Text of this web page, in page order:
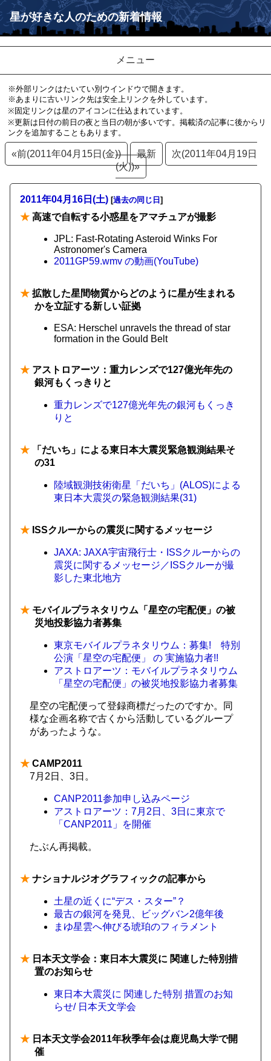
星が好きな人のための新着情報
メニュー
※外部リンクはたいてい別ウインドウで開きます。
※あまりに古いリンク先は安全上リンクを外しています。
※固定リンクは星のアイコンに仕込まれています。
※更新は日付の前日の夜と当日の朝が多いです。掲載済の記事に後からリ
ンクを追加することもあります。
«前(2011年04月15日(金)) 最新
次(2011年04月19日
(火))»
2011年04月16日(土) [過去の同じ日 ]
★ 高速で自転する小惑星をアマチュアが撮影
JPL: Fast-Rotating Asteroid Winks For
Astronomer's Camera
2011GP59.wmv の動画(YouTube)
★ 拡散した星間物質からどのように星が生まれる
かを立証する新しい証拠
ESA: Herschel unravels the thread of star
formation in the Gould Belt
★ アストロアーツ：重力レンズで127億光年先の
銀河もくっきりと
重力レンズで127億光年先の銀河もくっき
りと
★ 「だいち」による東日本大震災緊急観測結果そ
の31
陸域観測技術衛星「だいち」(ALOS)による
東日本大震災の緊急観測結果(31)
★ ISSクルーからの震災に関するメッセージ
JAXA: JAXA宇宙飛行士・ISSクルーからの
震災に関するメッセージ／ISSクルーが撮
影した東北地方
★ モバイルプラネタリウム「星空の宅配便」の被
災地投影協力者募集
東京モバイルプラネタリウム：募集! 特別
公演「星空の宅配便」 の 実施協力者!!
アストロアーツ：モバイルプラネタリウム
「星空の宅配便」の被災地投影協力者募集
星空の宅配便って登録商標だったのですか。同
様な企画名称で古くから活動しているグループ
があったような。
★ CAMP2011
7月2日、3日。
CANP2011参加申し込みページ
アストロアーツ：7月2日、3日に東京で
「CANP2011」を開催
たぶん再掲載。
★ ナショナルジオグラフィックの記事から
土星の近くに“デス・スター”？
最古の銀河を発見、ビッグバン2億年後
まゆ星雲へ伸びる琥珀のフィラメント
★ 日本天文学会：東日本大震災に 関連した特別措
置のお知らせ
東日本大震災に 関連した特別 措置のお知
らせ/ 日本天文学会
★ 日本天文学会2011年秋季年会は鹿児島大学で開
催